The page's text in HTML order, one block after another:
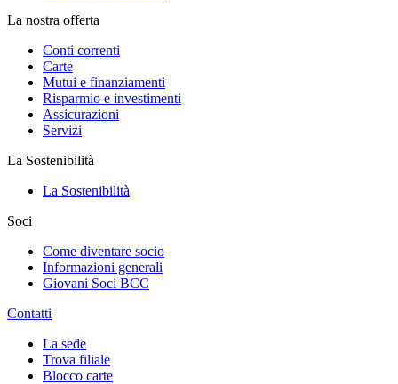
La nostra offerta
Conti correnti
Carte
Mutui e finanziamenti
Risparmio e investimenti
Assicurazioni
Servizi
La Sostenibilità
La Sostenibilità
Soci
Come diventare socio
Informazioni generali
Giovani Soci BCC
Contatti
La sede
Trova filiale
Blocco carte